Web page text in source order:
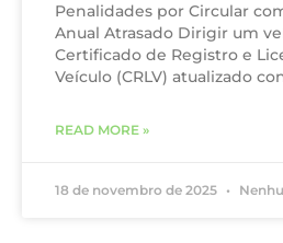
Penalidades por Circular
Anual Atrasado Dirigir um
Certificado de Registro e
Veículo (CRLV) atualizado
READ MORE »
18 de novembro de 2025